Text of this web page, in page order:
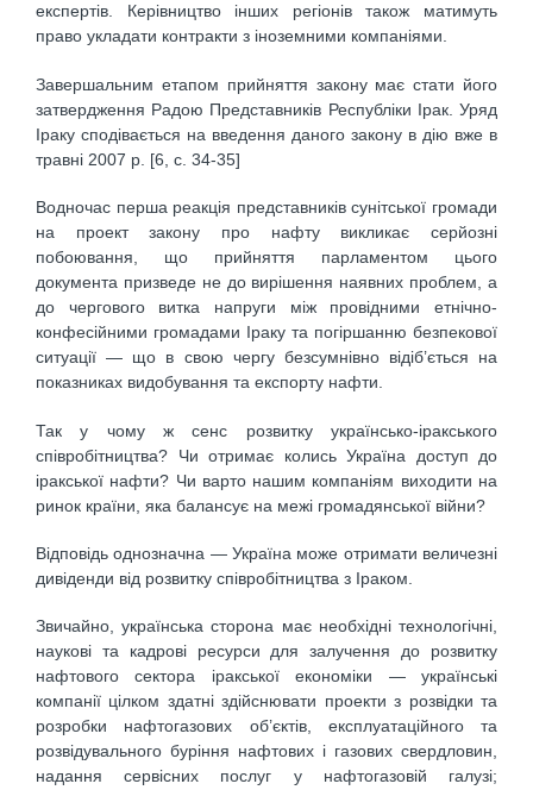
експертів. Керівництво інших регіонів також матимуть
право укладати контракти з іноземними компаніями.
Завершальним етапом прийняття закону має стати його
затвердження Радою Представників Республіки Ірак. Уряд
Іраку сподівається на введення даного закону в дію вже в
травні 2007 р. [6, c. 34-35]
Водночас перша реакція представників сунітської громади
на проект закону про нафту викликає серйозні
побоювання, що прийняття парламентом цього
документа призведе не до вирішення наявних проблем, а
до чергового витка напруги між провідними етнічно-
конфесійними громадами Іраку та погіршанню безпекової
ситуації — що в свою чергу безсумнівно відіб’ється на
показниках видобування та експорту нафти.
Так у чому ж сенс розвитку українсько-іракського
співробітництва? Чи отримає колись Україна доступ до
іракської нафти? Чи варто нашим компаніям виходити на
ринок країни, яка балансує на межі громадянської війни?
Відповідь однозначна — Україна може отримати величезні
дивіденди від розвитку співробітництва з Іраком.
Звичайно, українська сторона має необхідні технологічні,
наукові та кадрові ресурси для залучення до розвитку
нафтового сектора іракської економіки — українські
компанії цілком здатні здійснювати проекти з розвідки та
розробки нафтогазових об’єктів, експлуатаційного та
розвідувального буріння нафтових і газових свердловин,
надання сервісних послуг у нафтогазовій галузі;